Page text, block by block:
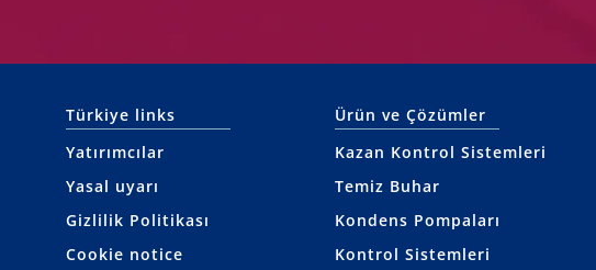
Türkiye links
Yatırımcılar
Yasal uyarı
Gizlilik Politikası
Cookie notice
Ürün ve Çözümler
Kazan Kontrol Sistemleri
Temiz Buhar
Kondens Pompaları
Kontrol Sistemleri